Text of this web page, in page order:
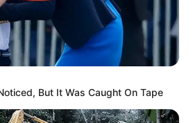
de Saúde é indiciada por falsificar
But It Was Caught On Tape